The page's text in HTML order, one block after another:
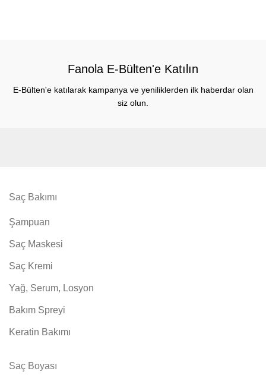
Fanola E-Bülten'e Katılın
E-Bülten'e katılarak kampanya ve yeniliklerden ilk haberdar olan
siz olun.
Saç Bakımı
Şampuan
Saç Maskesi
Saç Kremi
Yağ, Serum, Losyon
Bakım Spreyi
Keratin Bakımı
Saç Boyası